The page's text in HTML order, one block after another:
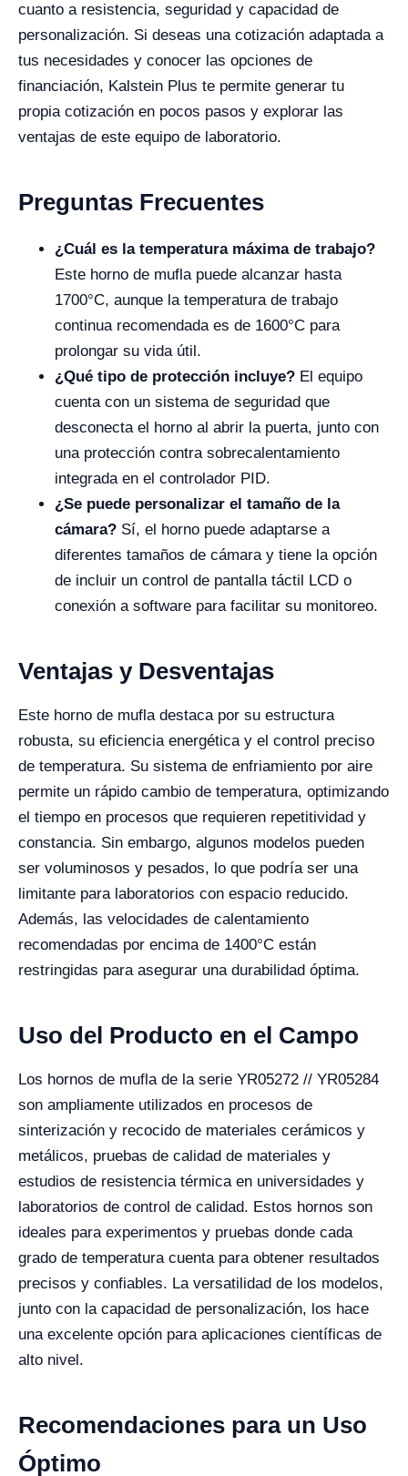
cuanto a resistencia, seguridad y capacidad de
personalización. Si deseas una cotización adaptada a
tus necesidades y conocer las opciones de
financiación, Kalstein Plus te permite generar tu
propia cotización en pocos pasos y explorar las
ventajas de este equipo de laboratorio.
Preguntas Frecuentes
¿Cuál es la temperatura máxima de trabajo?
Este horno de mufla puede alcanzar hasta
1700°C, aunque la temperatura de trabajo
continua recomendada es de 1600°C para
prolongar su vida útil.
¿Qué tipo de protección incluye? El equipo
cuenta con un sistema de seguridad que
desconecta el horno al abrir la puerta, junto con
una protección contra sobrecalentamiento
integrada en el controlador PID.
¿Se puede personalizar el tamaño de la
cámara? Sí, el horno puede adaptarse a
diferentes tamaños de cámara y tiene la opción
de incluir un control de pantalla táctil LCD o
conexión a software para facilitar su monitoreo.
Ventajas y Desventajas
Este horno de mufla destaca por su estructura
robusta, su eficiencia energética y el control preciso
de temperatura. Su sistema de enfriamiento por aire
permite un rápido cambio de temperatura, optimizando
el tiempo en procesos que requieren repetitividad y
constancia. Sin embargo, algunos modelos pueden
ser voluminosos y pesados, lo que podría ser una
limitante para laboratorios con espacio reducido.
Además, las velocidades de calentamiento
recomendadas por encima de 1400°C están
restringidas para asegurar una durabilidad óptima.
Uso del Producto en el Campo
Los hornos de mufla de la serie YR05272 // YR05284
son ampliamente utilizados en procesos de
sinterización y recocido de materiales cerámicos y
metálicos, pruebas de calidad de materiales y
estudios de resistencia térmica en universidades y
laboratorios de control de calidad. Estos hornos son
ideales para experimentos y pruebas donde cada
grado de temperatura cuenta para obtener resultados
precisos y confiables. La versatilidad de los modelos,
junto con la capacidad de personalización, los hace
una excelente opción para aplicaciones científicas de
alto nivel.
Recomendaciones para un Uso
Óptimo